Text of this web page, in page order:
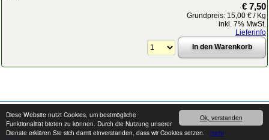
Ok, verstanden
Diese Website nutzt Cookies, um bestmögliche
Funktionalität bieten zu können. Durch die Nutzung unserer
Dienste erklären Sie sich damit einverstanden, dass wir Cookies setzen. mehr
€ 7,50
Grundpreis: 15,00 € / Kg
inkl. 7% MwSt.
Lieferinfo
Copyright © 2008 - 2026cater24.de- Alle Rechte vorbehalten.Impressum
Produkte können von den Abbildungen abweichen. Druckfehler / Irrtümer sowie